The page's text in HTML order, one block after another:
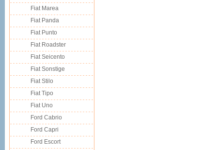
Fiat Marea
Fiat Panda
Fiat Punto
Fiat Roadster
Fiat Seicento
Fiat Sonstige
Fiat Stilo
Fiat Tipo
Fiat Uno
Ford Cabrio
Ford Capri
Ford Escort